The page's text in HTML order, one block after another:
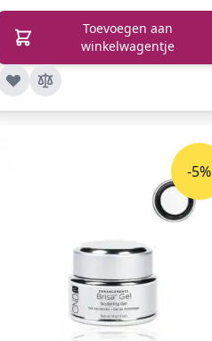
Toevoegen aan
winkelwagentje
-5%